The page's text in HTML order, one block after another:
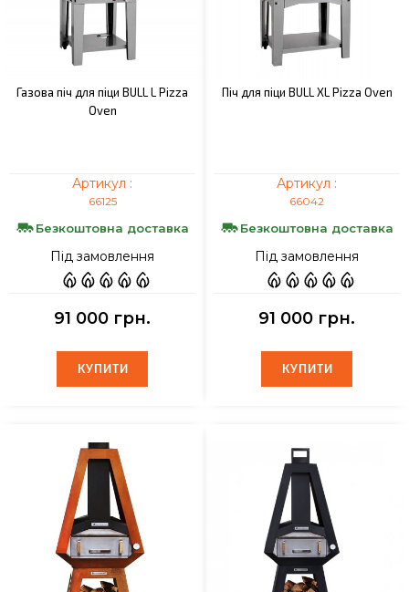
Газова піч для піци BULL L Pizza
Oven
Артикул :
66125
Безкоштовна доставка
Під замовлення
91 000 грн.
КУПИТИ
КУПИТИ
Піч для піци BULL XL Pizza Oven
Артикул :
66042
Безкоштовна доставка
Під замовлення
91 000 грн.
КУПИТИ
КУПИТИ